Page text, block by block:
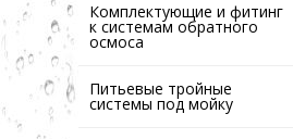
Комплектующие и фитинг
к системам обратного
осмоса
Питьевые тройные
системы под мойку